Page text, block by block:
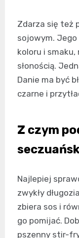
Zdarza się też
sojowym. Jego
koloru i
słonością.
Danie ma być
czarne i
Z czym
Najlepiej
zwykły
zbiera sos i
go pomijać.
pszenny stir-